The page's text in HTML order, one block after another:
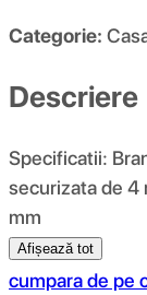
Categorie:
Descriere
Specificatii:
securizata de 4
mm
Afișează tot
cumpara de pe